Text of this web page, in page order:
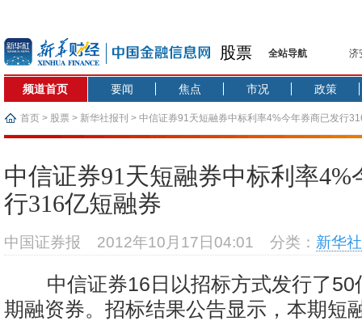
股票 全站导航
济
【
【
济
在
沥
频道首页 要闻 焦点 市况 政策
首页 > 股票 > 新华社报刊 > 中信证券91天短融券中标利率4%今年券商已发行
中信证券91天短融券中标利率4%
行316亿短融券
中国证券报 2012年10月17日04:01 分类： 新华
中信证券16日以招标方式发行了50
期融资券。招标结果公告显示，本期短